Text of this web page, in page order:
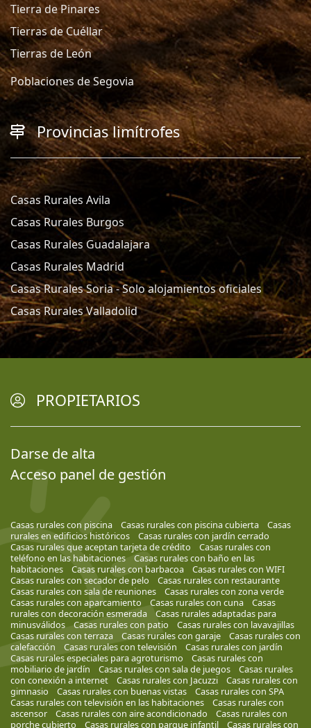
Tierra de Pinares
Tierras de Cuéllar
Tierras de León
Poblaciones de Segovia
Provincias limítrofes
Casas Rurales Avila
Casas Rurales Burgos
Casas Rurales Guadalajara
Casas Rurales Madrid
Casas Rurales Soria - Solo alojamientos oficiales
Casas Rurales Valladolid
PROPIETARIOS
Darse de alta
Acceso panel de gestión
Casas rurales con piscina Casas rurales con piscina cubierta
Casas
rurales en edificios históricos
Casas rurales con jardín cerrado
Casas rurales que aceptan tarjeta de crédito
Casas rurales con
teléfono en las habitaciones
Casas rurales con baño en las
habitaciones
Casas rurales con barbacoa
Casas rurales con WIFI
Casas rurales con secador de pelo
Casas rurales con restaurante
Casas rurales con sala de reuniones
Casas rurales con zona verde
Casas rurales con aparcamiento
Casas rurales con cuna
Casas
rurales con decoración esmerada
Casas rurales adaptadas para
minusválidos
Casas rurales con patio
Casas rurales con lavavajillas
Casas rurales con terraza
Casas rurales con garaje
Casas rurales con
calefacción
Casas rurales con televisión
Casas rurales con jardín
Casas rurales especiales para agroturismo
Casas rurales con
mobiliario de jardín
Casas rurales con sala de juegos
Casas rurales
con conexión a internet
Casas rurales con Jacuzzi
Casas rurales con
gimnasio
Casas rurales con buenas vistas
Casas rurales con SPA
Casas rurales con televisión en las habitaciones
Casas rurales con
ascensor
Casas rurales con aire acondicionado
Casas rurales con
porche cubierto
Casas rurales con parque infantil Casas rurales con